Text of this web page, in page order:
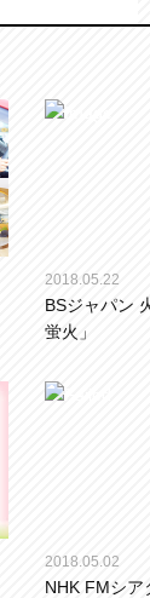
2018.05.22
BSジャパン
蛍火」
2018.05.02
NHK FMシア